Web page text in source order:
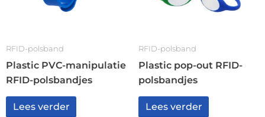
RFID-polsband
Plastic PVC-manipulatie
RFID-polsbandjes
Lees verder
RFID-polsband
Plastic pop-out RFID-
polsbandjes
Lees verder